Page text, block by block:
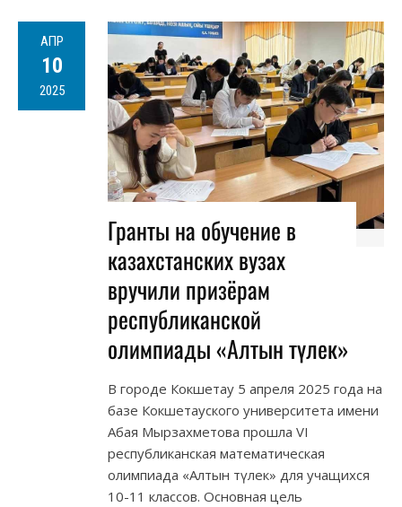
АПР
10
2025
Гранты на обучение в
казахстанских вузах
вручили призёрам
республиканской
олимпиады «Алтын түлек»
В городе Кокшетау 5 апреля 2025 года на
базе Кокшетауского университета имени
Абая Мырзахметова прошла VI
республиканская математическая
олимпиада «Алтын түлек» для учащихся
10-11 классов. Основная цель